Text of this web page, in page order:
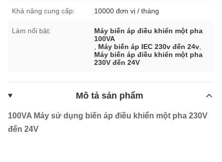
Khả năng cung cấp: 10000 đơn vị / tháng
Làm nổi bật:
Máy biến áp điều khiển một pha
100VA
Máy biến áp IEC 230v đến 24v
Máy biến áp điều khiển một pha
230V đến 24V
Mô tả sản phẩm
100VA Máy sử dụng biến áp điều khiển một pha 230V
đến 24V